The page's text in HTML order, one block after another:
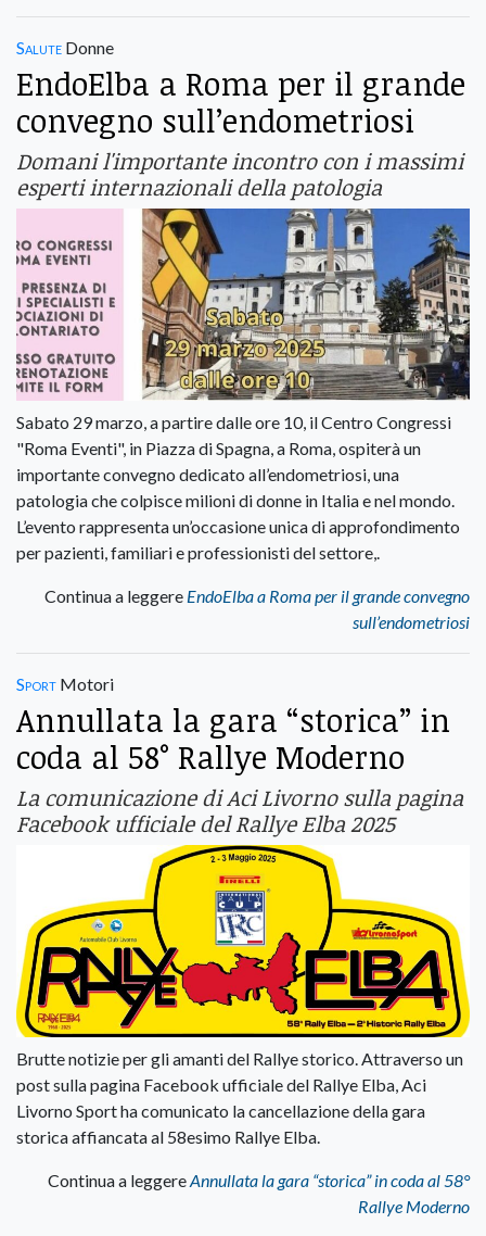
Salute Donne
EndoElba a Roma per il grande
convegno sull’endometriosi
Domani l'importante incontro con i massimi
esperti internazionali della patologia
Sabato 29 marzo, a partire dalle ore 10, il Centro Congressi
"Roma Eventi", in Piazza di Spagna, a Roma, ospiterà un
importante convegno dedicato all’endometriosi, una
patologia che colpisce milioni di donne in Italia e nel mondo.
L’evento rappresenta un’occasione unica di approfondimento
per pazienti, familiari e professionisti del settore,.
Continua a leggere EndoElba a Roma per il grande convegno
sull’endometriosi
Sport Motori
Annullata la gara “storica” in
coda al 58° Rallye Moderno
La comunicazione di Aci Livorno sulla pagina
Facebook ufficiale del Rallye Elba 2025
Brutte notizie per gli amanti del Rallye storico. Attraverso un
post sulla pagina Facebook ufficiale del Rallye Elba, Aci
Livorno Sport ha comunicato la cancellazione della gara
storica affiancata al 58esimo Rallye Elba.
Continua a leggereAnnullata la gara “storica” in coda al 58°
Rallye Moderno